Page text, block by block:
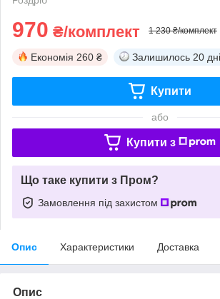
970 ₴/комплект 1 230 ₴/комплект
Економія 260 ₴ Залишилось 20
Купити
або
Купити з
Що таке купити з Пром?
Замовлення під захистом
Опис Характеристики Доставка
Опис